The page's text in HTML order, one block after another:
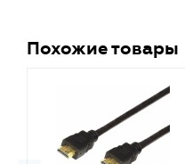
Похожие товары